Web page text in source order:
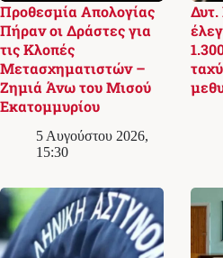
Προθεσμία Απολογίας
Πήραν οι Δράστες για
τις Κλοπές
Μετασχηματιστών –
Ζημιά Άνω του Μισού
Εκατομμυρίου
5 Αυγούστου 2026,
15:30
Δυτ.